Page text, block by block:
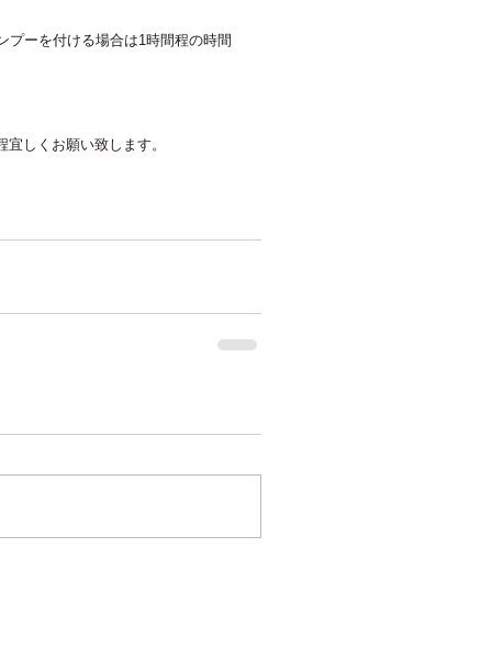
ーを付ける場合は1時間程の時間
しくお願い致します。